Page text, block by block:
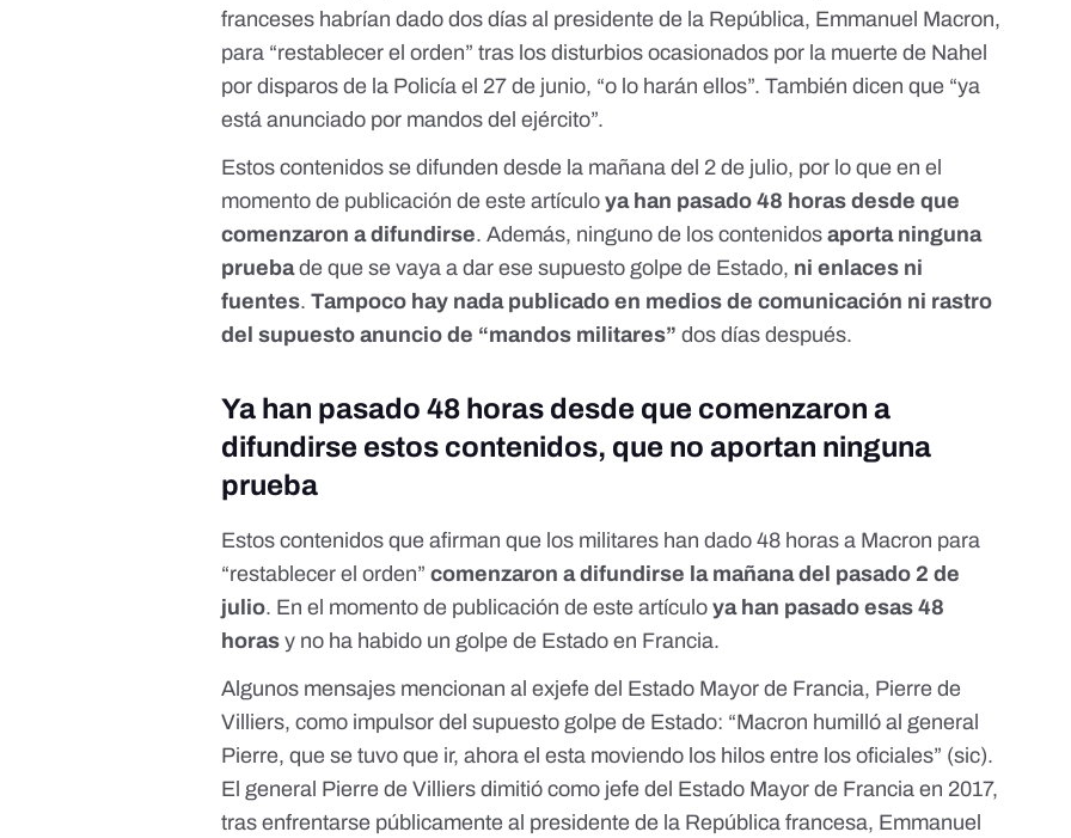
franceses habrían dado dos días al presidente de la República, Emmanuel Macron,
para “restablecer el orden” tras los disturbios ocasionados por la muerte de Nahel
por disparos de la Policía el 27 de junio, “o lo harán ellos”. También dicen que “ya
está anunciado por mandos del ejército”.
Estos contenidos se difunden desde la mañana del 2 de julio, por lo que en el
momento de publicación de este artículoya han pasado 48 horas desde que
comenzaron a difundirse. Además, ninguno de los contenidosaporta ninguna
pruebade que se vaya a dar ese supuesto golpe de Estado, ni enlaces ni
fuentes.Tampoco hay nada publicado en medios de comunicación ni rastro
del supuesto anuncio de “mandos militares”dos días después.
Ya han pasado 48 horas desde que comenzaron a
difundirse estos contenidos, que no aportan ninguna
prueba
Estos contenidos que afirman que los militares han dado 48 horas a Macron para
“restablecer el orden”comenzaron a difundirse la mañana del pasado 2 de
julio. En el momento de publicación de este artículo ya han pasado esas 48
horasy no ha habido un golpe de Estado en Francia.
Algunos mensajes mencionan al exjefe del Estado Mayor de Francia, Pierre de
Villiers, como impulsor del supuesto golpe de Estado: “Macron humilló al general
Pierre, que se tuvo que ir, ahora el esta moviendo los hilos entre los oficiales” (sic).
El general Pierre de Villiersdimitió como jefe del Estado Mayor de Francia en 2017,
trasenfrentarse públicamente al presidente de la República francesa, Emmanuel